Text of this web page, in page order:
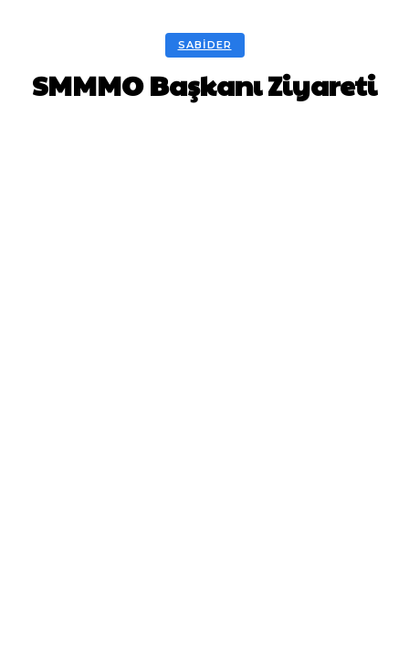
SABIDER
SMMMO Başkanı Ziyareti